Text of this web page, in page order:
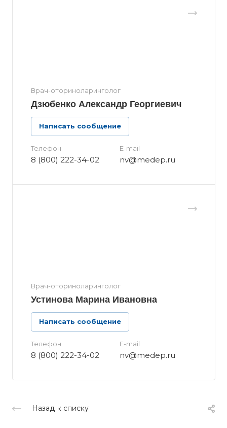
Врач-оториноларинголог
Дзюбенко Александр Георгиевич
Написать сообщение
Телефон
8 (800) 222-34-02
E-mail
nv@medep.ru
Врач-оториноларинголог
Устинова Марина Ивановна
Написать сообщение
Телефон
8 (800) 222-34-02
E-mail
nv@medep.ru
Назад к списку